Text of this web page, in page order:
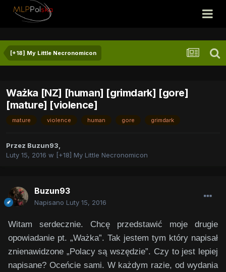
[+18] My Little Necronomicon
Ważka [NZ] [human] [grimdark] [gore]
[mature] [violence]
mature violence human gore grimdark
Przez Buzun93,
Luty 15, 2016 w [+18] My Little Necronomicon
Buzun93
Napisano Luty 15, 2016
Witam serdecznie. Chcę przedstawić moje drugie
opowiadanie pt. „Ważka”. Tak jestem tym który napisał
znienawidzone „Polacy są wszędzie”. Czy to jest lepiej
napisane? Oceńcie sami. W każdym razie, od wydania